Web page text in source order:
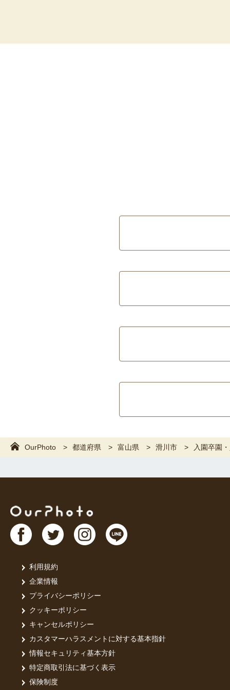
OurPhoto 都道府県 富山県 滑川市 入園卒園
利用規約
企業情報
プライバシーポリシー
クッキーポリシー
キャンセルポリシー
カスタマーハラスメントに対する基本指針
情報セキュリティ基本方針
特定商取引法に基づく表示
保険制度